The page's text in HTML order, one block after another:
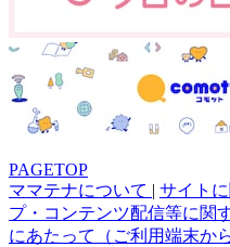
PAGETOP
ママテナについて | サイト
プ・コンテンツ配信等に関
にあたって（ご利用端末か